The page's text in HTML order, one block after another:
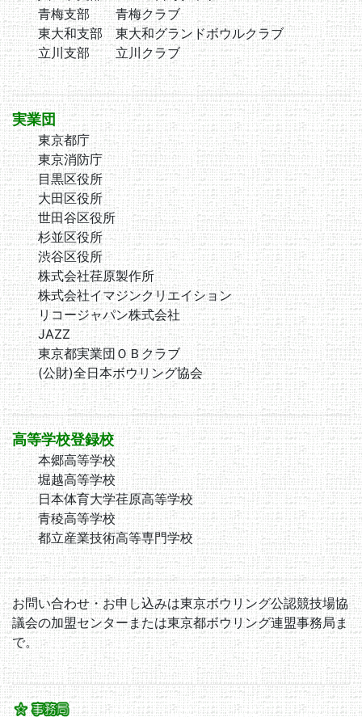
青梅支部 青梅クラブ
東大和支部 東大和グランドボウルクラブ
立川支部 立川クラブ
実業団
東京都庁
東京消防庁
目黒区役所
大田区役所
世田谷区役所
杉並区役所
渋谷区役所
株式会社荏原製作所
株式会社イマジンクリエイション
リコージャパン株式会社
JAZZ
東京都実業団ＯＢクラブ
(公財)全日本ボウリング協会
高等学校登録校
本郷高等学校
堀越高等学校
日本体育大学荏原高等学校
青稜高等学校
都立産業技術高等専門学校
お問い合わせ・お申し込みは東京ボウリング公認競技場協
議会の加盟センターまたは東京都ボウリング連盟事務局ま
で。